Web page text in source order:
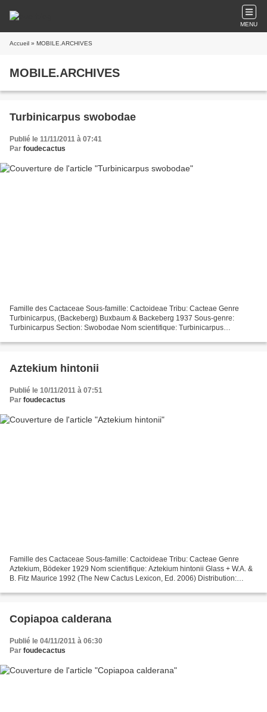
MENU
Accueil » MOBILE.ARCHIVES
MOBILE.ARCHIVES
Turbinicarpus swobodae
Publié le 11/11/2011 à 07:41
Par foudecactus
Famille des Cactaceae Sous-famille: Cactoideae Tribu: Cacteae Genre
Turbinicarpus, (Backeberg) Buxbaum & Backeberg 1937 Sous-genre:
Turbinicarpus Section: Swobodae Nom scientifique: Turbinicarpus
Aztekium hintonii
Publié le 10/11/2011 à 07:51
Par foudecactus
Famille des Cactaceae Sous-famille: Cactoideae Tribu: Cacteae Genre
Aztekium, Bödeker 1929 Nom scientifique: Aztekium hintonii Glass + W.A. &
B. Fitz Maurice 1992 (The New Cactus Lexicon, Ed. 2006) Distribution:
Copiapoa calderana
Publié le 04/11/2011 à 06:30
Par foudecactus